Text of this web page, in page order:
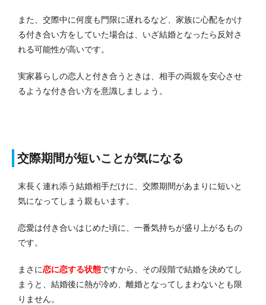
また、交際中に何度も門限に遅れるなど、家族に心配をかけ
る付き合い方をしていた場合は、いざ結婚となったら反対さ
れる可能性が高いです。
実家暮らしの恋人と付き合うときは、相手の両親を安心させ
るような付き合い方を意識しましょう。
交際期間が短いことが気になる
末長く連れ添う結婚相手だけに、交際期間があまりに短いと
気になってしまう親もいます。
恋愛は付き合いはじめた頃に、一番気持ちが盛り上がるもの
です。
まさに恋に恋する状態ですから、その段階で結婚を決めてし
まうと、結婚後に熱が冷め、離婚となってしまわないとも限
りません。